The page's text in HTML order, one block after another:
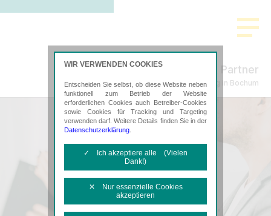
Scholz & Partner
Steuerberatung in Bochum
WIR VERWENDEN COOKIES
Entscheiden Sie selbst, ob diese Website neben
funktionell zum Betrieb der Website
erforderlichen Cookies auch Betreiber-Cookies
sowie Cookies für Tracking und Targeting
verwenden darf. Weitere Details finden Sie in der
Datenschutzerklärung
✓ Ich akzeptiere alle (Vielen
Dank!)
✕ Nur essenzielle Cookies
akzeptieren